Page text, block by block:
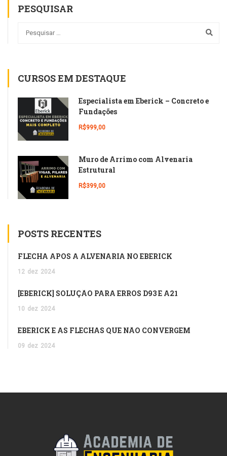
PESQUISAR
CURSOS EM DESTAQUE
Especialista em Eberick – Concreto e
Fundações
R$999,00
Muro de Arrimo com Alvenaria
Estrutural
R$399,00
POSTS RECENTES
FLECHA APÓS A ALVENARIA NO EBERICK
12 dez 2024
[EBERICK] SOLUÇÃO PARA ERROS D93 E A21
10 dez 2024
EBERICK E AS FLECHAS QUE NÃO CONVERGEM
09 dez 2024